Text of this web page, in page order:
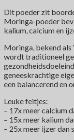
Dit poeder zit
Moringa-poeder
kalium, calcium en
Moringa, bekend als
wordt traditioneel
geneeskrachtige
een balancerend en
Leuke feitjes:
– 17x meer calcium
– 15x meer kalium
– 25x meer ijzer dan